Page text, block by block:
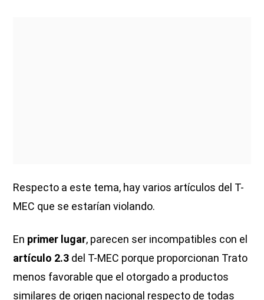
Respecto a este tema, hay varios artículos del T-
MEC que se estarían violando.
En primer lugar, parecen ser incompatibles con el
artículo 2.3 del T-MEC porque proporcionan Trato
menos favorable que el otorgado a productos
similares de origen nacional respecto de todas